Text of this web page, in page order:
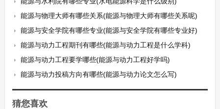
能源与物理大师有哪些关系(能源与物理大师有哪些关系呢)
能源与安全学院有哪些专业(能源与安全学院有哪些专业好)
能源与动力工程期刊有哪些(能源与动力工程是什么学科)
能源与动力工程要学哪些(能源与动力工程好学吗)
能源与动力投稿方向有哪些(能源与动力论文怎么写)
猜您喜欢